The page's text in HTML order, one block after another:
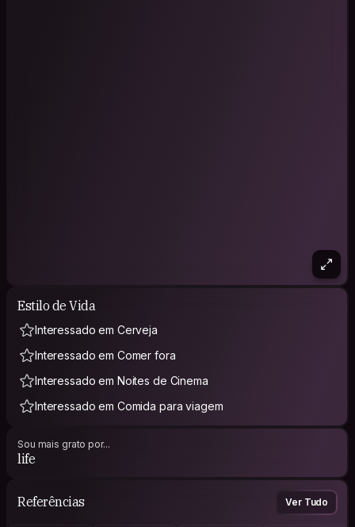
Estilo de Vida
Interessado em Cerveja
Interessado em Comer fora
Interessado em Noites de Cinema
Interessado em Comida para viagem
Sou mais grato por...
life
Referências Ver Tudo